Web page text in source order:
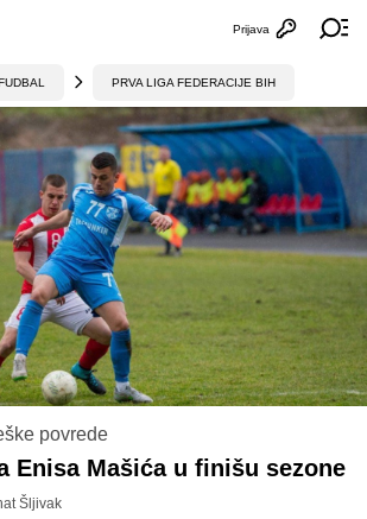
Otvori
Prijava
PRVA LIGA FEDERACIJE BIH
povrede
Enisa Mašića u finišu sezone
Šljivak